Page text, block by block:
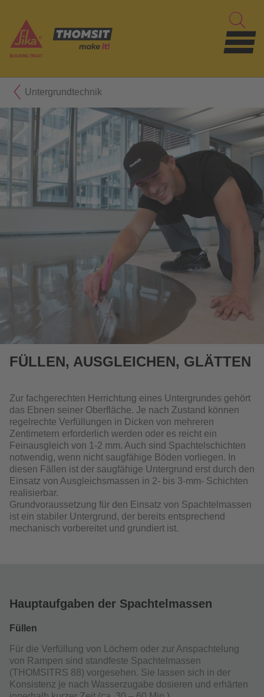
Untergrundtechnik
FÜLLEN, AUSGLEICHEN, GLÄTTEN
Zur fachgerechten Herrichtung eines Untergrundes gehört
das Ebnen seiner Oberfläche. Je nach Zustand können
regelrechte Verfüllungen in Dicken von mehreren
Zentimetern erforderlich werden oder es reicht ein
Feinausgleich von 1-2 mm. Auch sind Spachtelschichten
notwendig, wenn nicht saugfähige Böden vorliegen. In
diesen Fällen ist der saugfähige Untergrund erst durch den
Einsatz von Ausgleichsmassen in 2- bis 3-mm- Schichten
realisierbar.
Grundvoraussetzung für den Einsatz von Spachtelmassen
ist ein stabiler Untergrund, der bereits entsprechend
mechanisch vorbereitet und grundiert ist.
Hauptaufgaben der Spachtelmassen
Füllen
Für die Verfüllung von Löchern oder zur Anspachtelung
von Rampen sind standfeste Spachtelmassen
(THOMSITRS 88) vorgesehen. Sie lassen sich in der
Konsistenz je nach Wasserzugabe dosieren und erhärten